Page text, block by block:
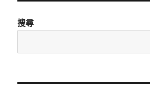
搜尋